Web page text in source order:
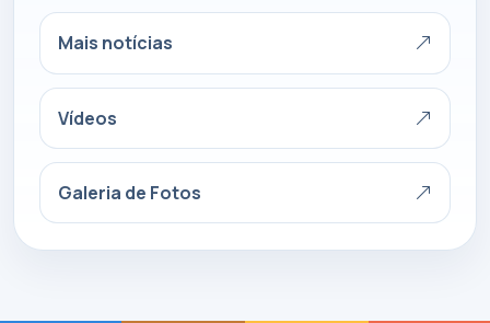
Mais notícias
Vídeos
Galeria de Fotos